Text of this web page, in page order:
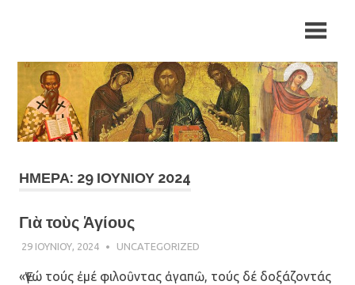
Μητρόπολη
Αρκαλοχωρίου,
Καστελλίου
και
Βιάννου
Καστελλίου
και
Βιάννου
ΗΜΈΡΑ: 29 ΙΟΥΝΊΟΥ 2024
Γιὰ τοὺς Ἁγίους
29 ΙΟΥΝΊΟΥ, 2024 ΠΑΤΉΡ ΜΙΧΑΉΛ ΠΑΠΑΪΩΆΝΝΟΥ
UNCATEGORIZED
«Ἐγώ τούς ἐμέ φιλοῦντας ἀγαπῶ, τούς δέ δοξάζοντάς